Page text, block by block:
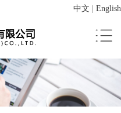
中文 English